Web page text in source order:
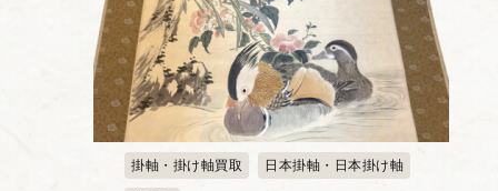
掛軸・掛け軸買取 日本掛軸・日本掛け軸